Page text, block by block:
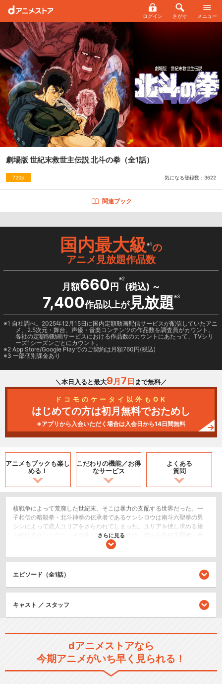
ログイン さがす メニュー
劇場版 世紀末救世主伝説 北斗の拳 （全1話）
720p 気になる登録数： 3622
関連ブック
国内最大級※1の
アニメ見放題作品数
月額660 円
※2
(税込) ～
7,400作品以上が見放題※3
1 自社調べ。2025年12月15日に国内定額動画配信サービスが配信していたアニ
メ、2.5次元・舞台、声優・音楽コンテンツの作品数を調査員がカウント。
各社の定額制動画サービスにおける作品数のカウントにあたって、TVシリ
ーズ1シーズンごとにカウント。
2 App Store/Google Playでのご契約は月額760円(税込)
3 一部個別課金あり
＼本日入ると最大9月 7 日 まで無料／
ドコモのケータイ以外もOK
はじめての方は初月無料でおためし
※アプリから入会いただく場合は入会日から14日間無料
アニメもブックも楽し
める！
こだわりの機能／お得
なサービス
よくある
質問
核戦争によって荒廃した世紀末、そこは暴力の支配する世界だった。一
子相伝の暗殺拳・北斗神拳の伝承者であるケンシロウは南斗六聖拳の男
シンによって恋人ユリアをさらわれてしまった。ユリアを捜し求める旅
を続けるケンシロウ。その先に待ち受けるのは、自らを世紀末覇者・拳
アクション/バトル
北斗の拳2
さらに見る
エピソード（全1話）
キャスト ／ スタッフ
dアニメストアなら
今期アニメがいち早く見られる！